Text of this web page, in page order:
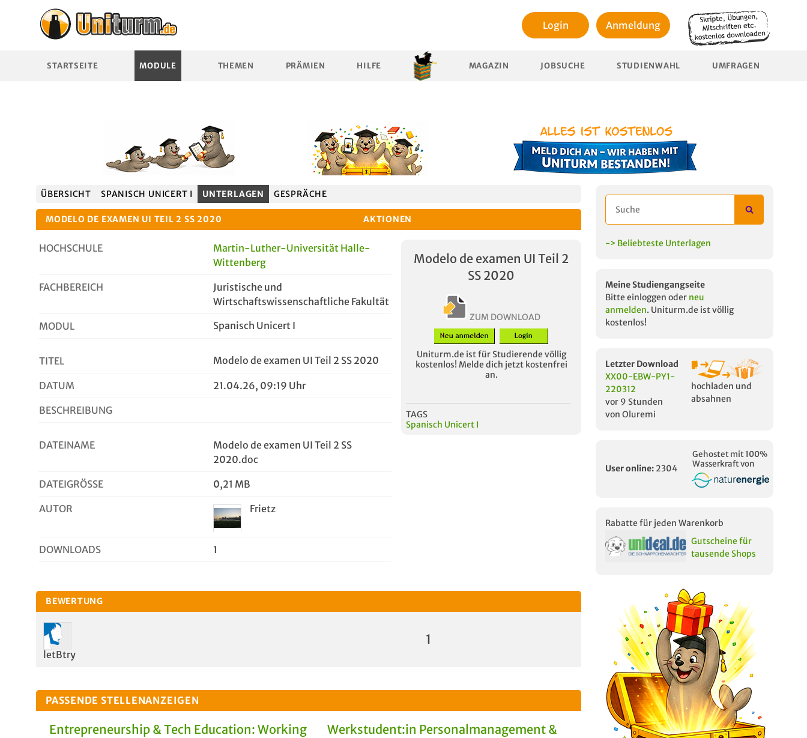
Login Anmeldung
STARTSEITE MODULE THEMEN PRÄMIEN HILFE MAGAZIN JOBSUCHE STUDIENWAHL UMFRAGEN
ÜBERSICHT SPANISCH UNICERT I UNTERLAGEN GESPRÄCHE
MODELO DE EXAMEN UI TEIL 2 SS 2020 AKTIONEN
HOCHSCHULE
Martin-Luther-Universität Halle-
Wittenberg
FACHBEREICH
Juristische und
Wirtschaftswissenschaftliche Fakultät
MODUL Spanisch Unicert I
TITEL Modelo de examen UI Teil 2 SS 2020
DATUM 21.04.26, 09:19 Uhr
BESCHREIBUNG
DATEINAME
Modelo de examen UI Teil 2 SS
2020.doc
DATEIGRÖSSE 0,21 MB
AUTOR Frietz
DOWNLOADS 1
Modelo de examen UI Teil 2
SS 2020
ZUM DOWNLOAD
Uniturm.de ist für Studierende völlig
kostenlos! Melde dich jetzt kostenfrei
an.
TAGS
Spanisch Unicert I
BEWERTUNG
letBtry
1
PASSENDE STELLENANZEIGEN
Entrepreneurship & Tech Education: Working
Werkstudent:in Personalmanagement &
-> Beliebteste Unterlagen
Meine Studiengangseite
Bitte einloggen oder neu
anmelden. Uniturm.de ist völlig
kostenlos!
Letzter Download
XX00-EBW-PY1-
220312
vor 9 Stunden
von Oluremi
hochladen und
absahnen
User online: 2304
Gehostet mit 100%
Wasserkraft von
Rabatte für jeden Warenkorb
Gutscheine für
tausende Shops